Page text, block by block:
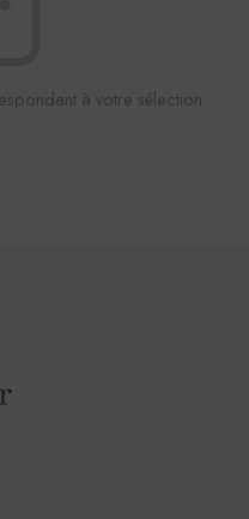
à votre sélection.